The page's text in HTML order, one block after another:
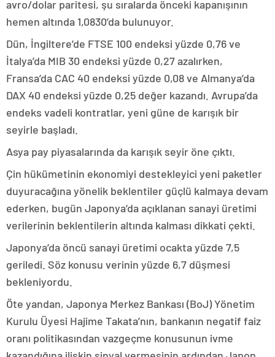
avro/dolar paritesi, şu sıralarda önceki kapanışının
hemen altında 1,0830’da bulunuyor.
Dün, İngiltere’de FTSE 100 endeksi yüzde 0,76 ve
İtalya’da MIB 30 endeksi yüzde 0,27 azalırken,
Fransa’da CAC 40 endeksi yüzde 0,08 ve Almanya’da
DAX 40 endeksi yüzde 0,25 değer kazandı. Avrupa’da
endeks vadeli kontratlar, yeni güne de karışık bir
seyirle başladı.
Asya pay piyasalarında da karışık seyir öne çıktı.
Çin hükümetinin ekonomiyi destekleyici yeni paketler
duyuracağına yönelik beklentiler güçlü kalmaya devam
ederken, bugün Japonya’da açıklanan sanayi üretimi
verilerinin beklentilerin altında kalması dikkati çekti.
Japonya’da öncü sanayi üretimi ocakta yüzde 7,5
geriledi. Söz konusu verinin yüzde 6,7 düşmesi
bekleniyordu.
Öte yandan, Japonya Merkez Bankası (BoJ) Yönetim
Kurulu Üyesi Hajime Takata’nın, bankanın negatif faiz
oranı politikasından vazgeçme konusunun ivme